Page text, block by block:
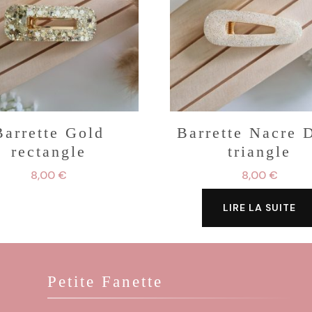
Gold
rectangle
8,00€
Barrette Nacre
triangle
8,00€
LIRE LA SUITE
Petite Fanette